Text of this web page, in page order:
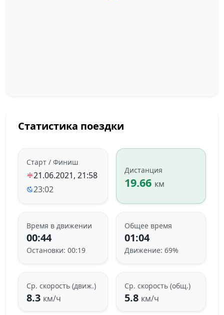
Статистика поездки
Старт / Финиш
21.06.2021, 21:58
23:02
Дистанция
19.66 км
Время в движении
00:44
Остановки: 00:19
Общее время
01:04
Движение: 69%
Ср. скорость (движ.)
8.3 км/ч
Ср. скорость (общ.)
5.8 км/ч